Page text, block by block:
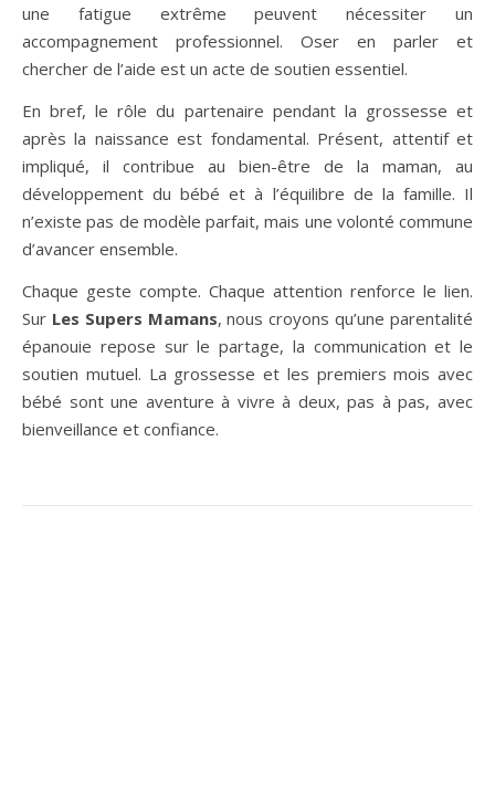
une fatigue extrême peuvent nécessiter un
accompagnement professionnel. Oser en parler et
chercher de l’aide est un acte de soutien essentiel.
En bref, le rôle du partenaire pendant la grossesse et
après la naissance est fondamental. Présent, attentif et
impliqué, il contribue au bien-être de la maman, au
développement du bébé et à l’équilibre de la famille. Il
n’existe pas de modèle parfait, mais une volonté commune
d’avancer ensemble.
Chaque geste compte. Chaque attention renforce le lien.
Sur Les Supers Mamans, nous croyons qu’une parentalité
épanouie repose sur le partage, la communication et le
soutien mutuel. La grossesse et les premiers mois avec
bébé sont une aventure à vivre à deux, pas à pas, avec
bienveillance et confiance.